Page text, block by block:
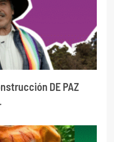
DE PAZ